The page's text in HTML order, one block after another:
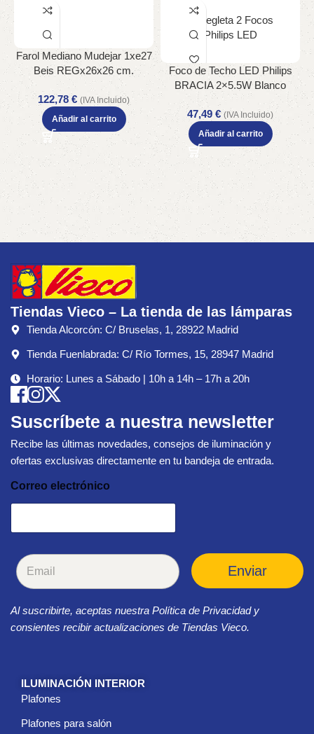
Farol Mediano Mudejar 1xe27
Beis REGx26x26 cm.
122,78€ (IVA Incluido)
Añadir al carrito
Foco de Techo LED Philips
BRACIA 2×5.5W Blanco
Cabezal Ajustable IP20
47,49 € (IVA Incluido)
Añadir al carrito
Tiendas Vieco – La tienda de las lámparas
Tienda Alcorcón: C/ Bruselas, 1, 28922 Madrid
Tienda Fuenlabrada: C/ Río Tormes, 15, 28947 Madrid
Horario: Lunes a Sábado | 10h a 14h – 17h a 20h
Suscríbete a nuestra newsletter
Recibe las últimas novedades, consejos de iluminación y
ofertas exclusivas directamente en tu bandeja de entrada.
Correo electrónico
C
o
e
o
ó
Enviar
Al suscribirte, aceptas nuestra Política de Privacidad y
consientes recibir actualizaciones de Tiendas Vieco.
ILUMINACIÓN INTERIOR
Plafones
Plafones para salón